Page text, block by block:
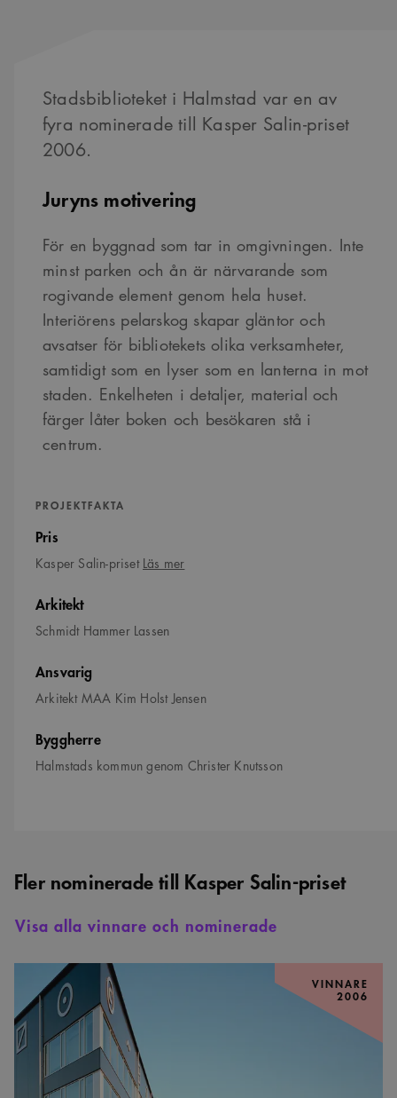
Stadsbiblioteket i Halmstad var en av
fyra nominerade till Kasper Salin-priset
2006.
Juryns motivering
För en byggnad som tar in omgivningen. Inte
minst parken och ån är närvarande som
rogivande element genom hela huset.
Interiörens pelarskog skapar gläntor och
avsatser för bibliotekets olika verksamheter,
samtidigt som en lyser som en lanterna in mot
staden. Enkelheten i detaljer, material och
färger låter boken och besökaren stå i
centrum.
PROJEKTFAKTA
Pris
Kasper Salin-priset Läs merom
Arkitekt
Schmidt Hammer Lassen
Ansvarig
Arkitekt MAA Kim Holst Jensen
Byggherre
Halmstads kommun genom Christer Knutsson
Fler nominerade till Kasper Salin-priset
Visa alla vinnare och nominerade
Aranäsgymnasiet
vinnare
Kasper
Salin-
priset
2006
VINNARE
2006